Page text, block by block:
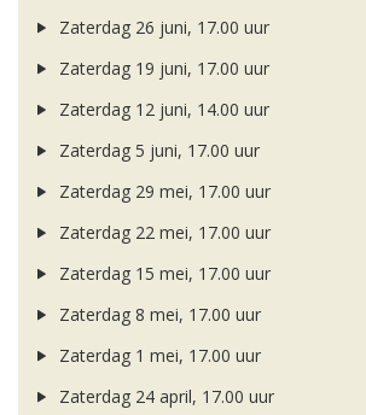
Zaterdag 26 juni, 17.00 uur
Zaterdag 19 juni, 17.00 uur
Zaterdag 12 juni, 14.00 uur
Zaterdag 5 juni, 17.00 uur
Zaterdag 29 mei, 17.00 uur
Zaterdag 22 mei, 17.00 uur
Zaterdag 15 mei, 17.00 uur
Zaterdag 8 mei, 17.00 uur
Zaterdag 1 mei, 17.00 uur
Zaterdag 24 april, 17.00 uur